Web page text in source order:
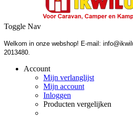
Toggle Nav
Welkom in onze webshop! E-mail:
2013480.
Account
Mijn verlanglijst
Mijn account
Inloggen
Producten vergelijken